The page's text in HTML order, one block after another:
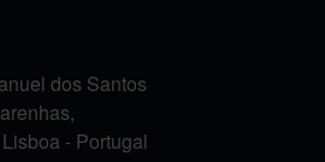
dos Santos
- Portugal